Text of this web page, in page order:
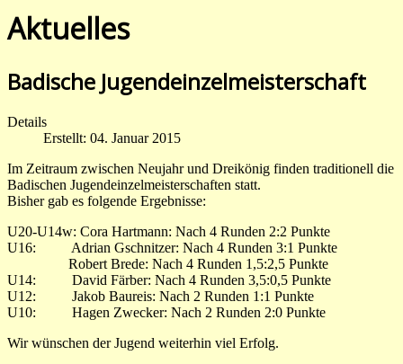
Aktuelles
Badische Jugendeinzelmeisterschaft
Details
Erstellt: 04. Januar 2015
Im Zeitraum zwischen Neujahr und Dreikönig finden traditionell die
Badischen Jugendeinzelmeisterschaften statt.
Bisher gab es folgende Ergebnisse:
U20-U14w: Cora Hartmann: Nach 4 Runden 2:2 Punkte
U16: Adrian Gschnitzer: Nach 4 Runden 3:1 Punkte
Robert Brede: Nach 4 Runden 1,5:2,5 Punkte
U14: David Färber: Nach 4 Runden 3,5:0,5 Punkte
U12: Jakob Baureis: Nach 2 Runden 1:1 Punkte
U10: Hagen Zwecker: Nach 2 Runden 2:0 Punkte
Wir wünschen der Jugend weiterhin viel Erfolg.